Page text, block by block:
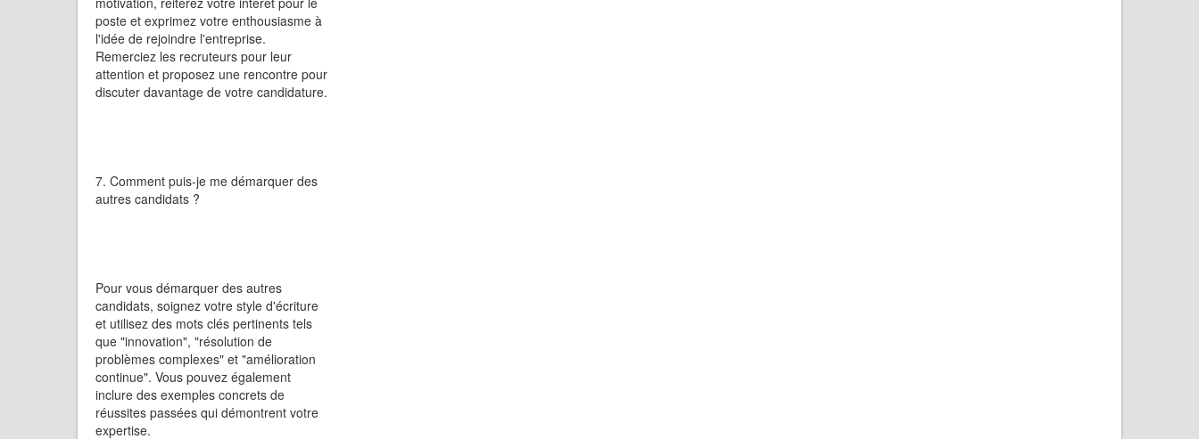
poste et exprimez votre enthousiasme à
l'idée de rejoindre l'entreprise.
Remerciez les recruteurs pour leur
attention et proposez une rencontre pour
discuter davantage de votre candidature.
7. Comment puis-je me démarquer des
autres candidats ?
Pour vous démarquer des autres
candidats, soignez votre style d'écriture
et utilisez des mots clés pertinents tels
que "innovation", "résolution de
problèmes complexes" et "amélioration
continue". Vous pouvez également
inclure des exemples concrets de
réussites passées qui démontrent votre
expertise.